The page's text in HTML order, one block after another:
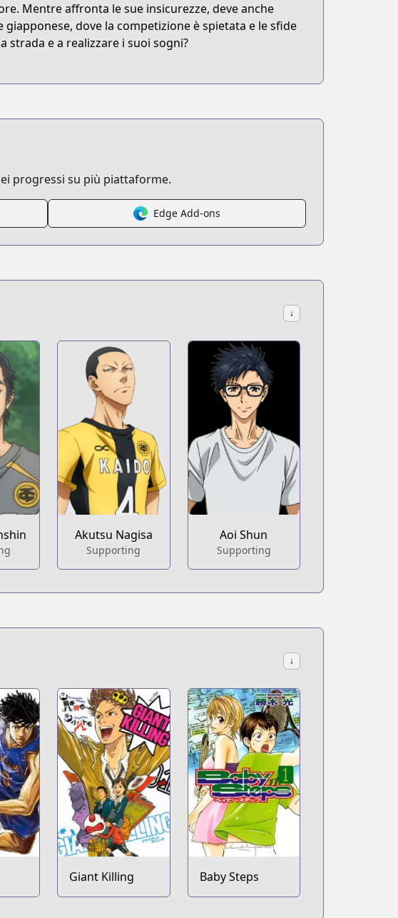
Mentre affronta le sue insicurezze, deve anche
dove la competizione è spietata e le sfide
strada e a realizzare i suoi sogni?
progressi su più piattaforme.
Edge Add-ons
↓
Akutsu Nagisa
Supporting
Aoi Shun
Supporting
↓
Giant Killing Baby Steps